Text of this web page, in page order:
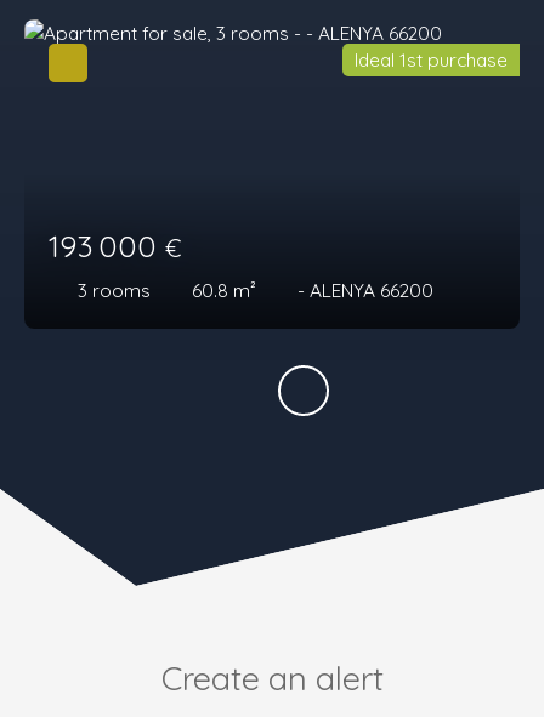
193 000 €
3 rooms 60.8 m² - ALENYA 66200
Ideal 1st purchase
Create an alert